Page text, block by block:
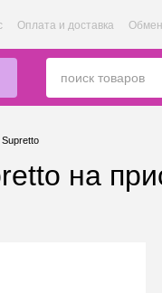
Оплата и доставка Обмен
на